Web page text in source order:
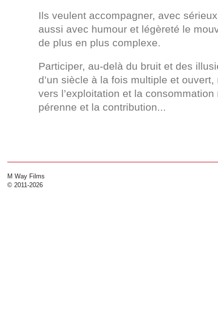
Ils veulent accompagner, avec
aussi avec humour et légèreté le
de plus en plus complexe.
Participer, au-delà du bruit et des
d’un siècle à la fois multiple et
vers l’exploitation et la
pérenne et la contribution...
M Way Films
© 2011-2026